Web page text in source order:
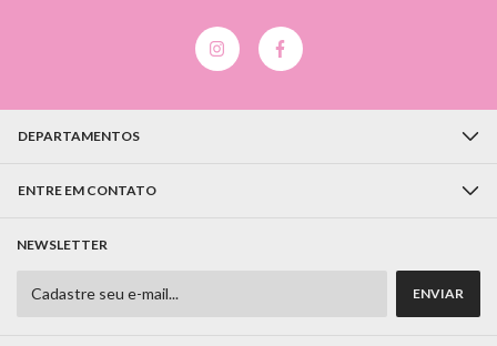
DEPARTAMENTOS
ENTRE EM CONTATO
NEWSLETTER